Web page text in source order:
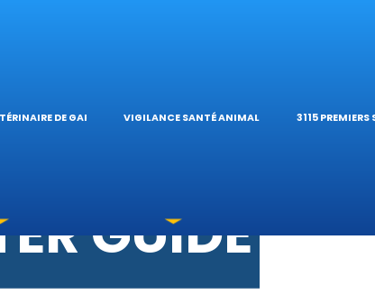
DE GARDE VIGILANCE SANTÉ ANIMALE
GUIDES
3115 PREMIERS